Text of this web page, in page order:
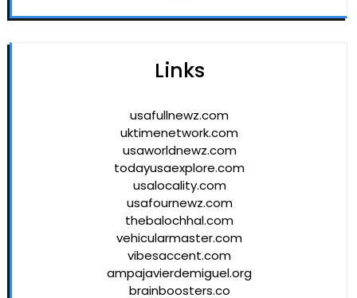
Links
usafullnewz.com
uktimenetwork.com
usaworldnewz.com
todayusaexplore.com
usalocality.com
usafournewz.com
thebalochhal.com
vehicularmaster.com
vibesaccent.com
ampajavierdemiguel.org
brainboosters.co